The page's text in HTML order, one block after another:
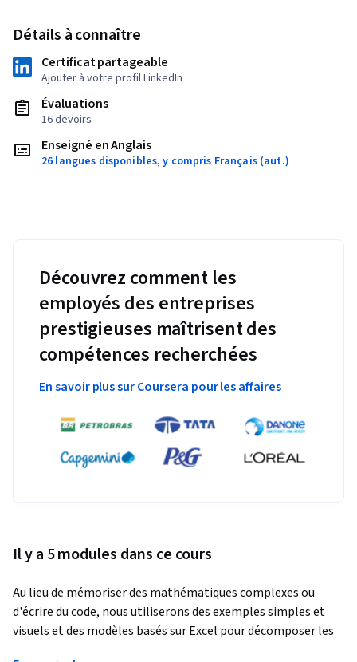
Détails à connaître
Certificat partageable
Ajouter à votre profil LinkedIn
Évaluations
16 devoirs
Enseigné en Anglais
26 langues disponibles, y compris Français (aut.)
Découvrez comment les
employés des entreprises
prestigieuses maîtrisent des
compétences recherchées
En savoir plus sur Coursera pour les affaires
Il y a 5 modules dans ce cours
Au lieu de mémoriser des mathématiques complexes ou
d'écrire du code, nous utiliserons des exemples simples et
visuels et des modèles basés sur Excel pour décomposer les